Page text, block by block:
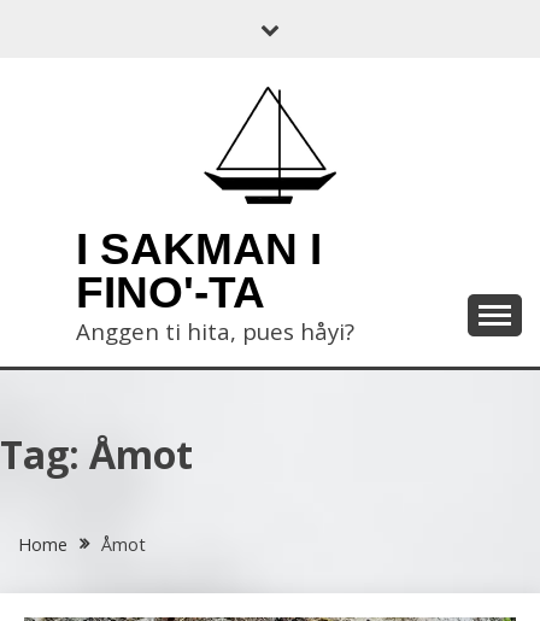
I SAKMAN I
FINO'-TA
Anggen ti hita, pues håyi?
Tag: Åmot
Home Åmot